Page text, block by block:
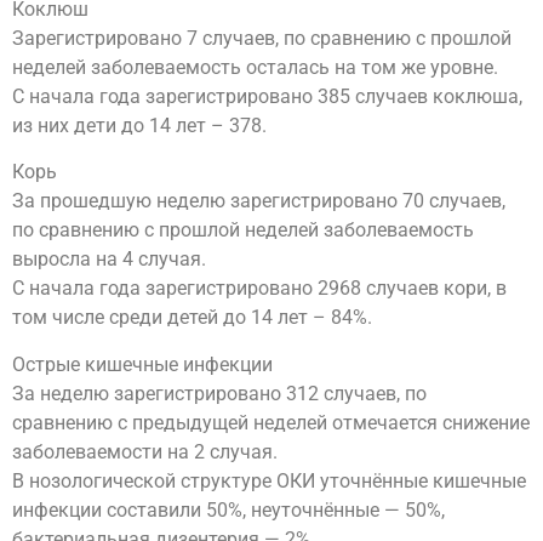
Коклюш
Зарегистрировано 7 случаев, по сравнению с прошлой
неделей заболеваемость осталась на том же уровне.
С начала года зарегистрировано 385 случаев коклюша,
из них дети до 14 лет – 378.
Корь
За прошедшую неделю зарегистрировано 70 случаев,
по сравнению с прошлой неделей заболеваемость
выросла на 4 случая.
С начала года зарегистрировано 2968 случаев кори, в
том числе среди детей до 14 лет – 84%.
Острые кишечные инфекции
За неделю зарегистрировано 312 случаев, по
сравнению с предыдущей неделей отмечается снижение
заболеваемости на 2 случая.
В нозологической структуре ОКИ уточнённые кишечные
инфекции составили 50%, неуточнённые — 50%,